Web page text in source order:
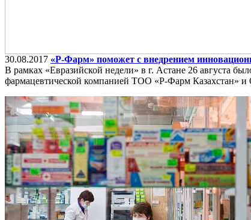
30.08.2017 «Р-Фарм» поможет с внедрением
В рамках «Евразийской недели» в г. Астане 26 августа
фармацевтической компанией ТОО «Р-Фарм Казахстан»